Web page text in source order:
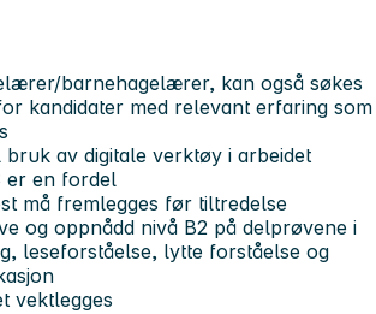
barnehagelærer, kan også søkes
kandidater med relevant erfaring som
av digitale verktøy i arbeidet
er en fordel
må fremlegges før tiltredelse
og oppnådd nivå B2 på delprøvene i
leseforståelse, lytte forståelse og
vektlegges